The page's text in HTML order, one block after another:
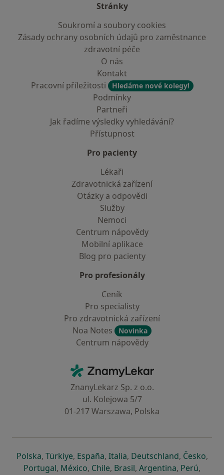
Stránky
Soukromí a soubory cookies
Zásady ochrany osobních údajů pro zaměstnance
zdravotní péče
O nás
Kontakt
Pracovní příležitosti
Hledáme nové kolegy!
Podmínky
Partneři
Jak řadíme výsledky vyhledávání?
Přístupnost
Pro pacienty
Lékaři
Zdravotnická zařízení
Otázky a odpovědi
Služby
Nemoci
Centrum nápovědy
Mobilní aplikace
Blog pro pacienty
Pro profesionály
Ceník
Pro specialisty
Pro zdravotnická zařízení
Noa Notes
Novinka
Centrum nápovědy
ZnamyLekar - Hlavní stránka
ZnanyLekarz Sp. z o.o.
ul. Kolejowa 5/7
01-217 Warszawa, Polska
Polskase otevře v nové záložce
, Türkiyese otevře v nové záložce
, Españase otevře v nové záložce
, Italiase otevře v nové záložce
, Deutschlandse otevře v
, Českose
,
Portugalse otevře v nové záložce
, Méxicose otevře v nové záložce
, Chilese otevře v nové záložce
, Brasilse otevře v nové
, Argentinase otevře v
, Perúse
,